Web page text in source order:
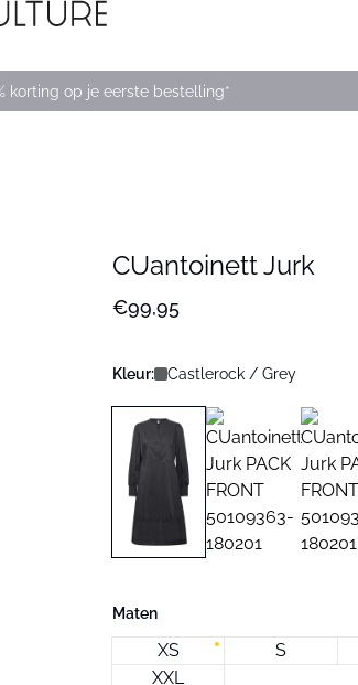
korting op je eerste bestelling*
slide
CUantoinett Jurk
€99,95
Kleur: Castlerock / Grey
Maten
XS S
XXL